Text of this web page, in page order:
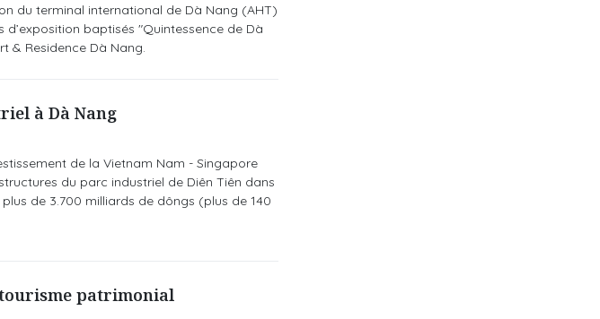
du terminal international de Dà Nang (AHT)
baptisés "Quintessence de Dà
& Residence Dà Nang.
à Dà Nang
de la Vietnam Nam - Singapore
du parc industriel de Diên Tiên dans
de 3.700 milliards de dôngs (plus de 140
patrimonial